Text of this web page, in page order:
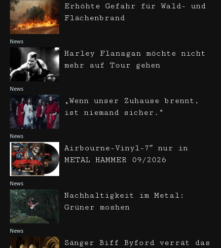
News
Erhöhte Gefahr für Wald- und
Flächenbrand
News
Harley Flanagan möchte nicht
mehr auf Tour gehen
News
„Wenn unser Zuhause brennt,
ist niemand sicher.“
News
Airbourne-Vinyl-7″ nur in
METAL HAMMER 09/2026
News
Nachhaltigkeit im Metal:
Grüner moshen
Sänger Biff Byford verrät das